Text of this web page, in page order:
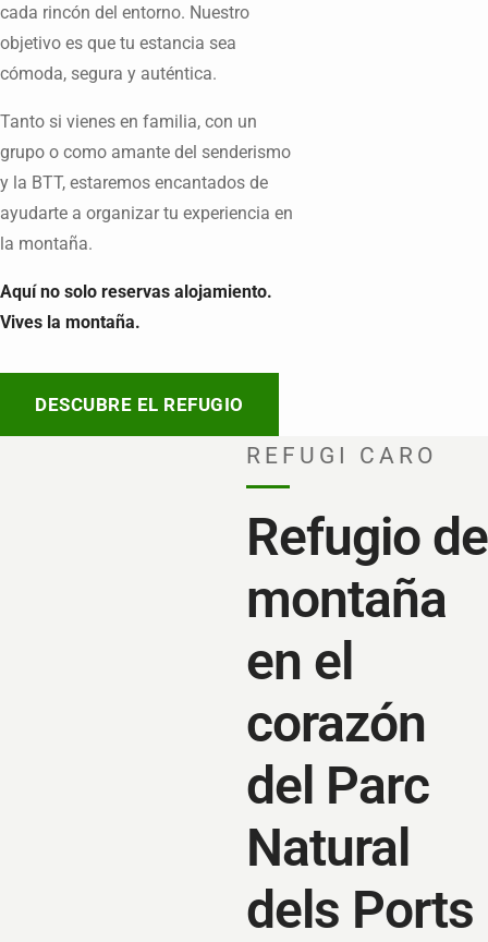
cada rincón del entorno. Nuestro
objetivo es que tu estancia sea
cómoda, segura y auténtica.
Tanto si vienes en familia, con un
grupo o como amante del senderismo
y la BTT, estaremos encantados de
ayudarte a organizar tu experiencia en
la montaña.
Aquí no solo reservas alojamiento.
Vives la montaña.
DESCUBRE EL REFUGIO
REFUGI CARO
Refugio de
montaña
en el
corazón
del Parc
Natural
dels Ports